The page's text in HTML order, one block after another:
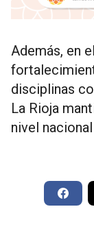
Además, en
disciplinas
La Rioja
nivel